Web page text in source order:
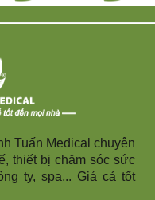
Tuấn Medical chuyên
thiết bị chăm sóc sức
ty, spa,.. Giá cả tốt